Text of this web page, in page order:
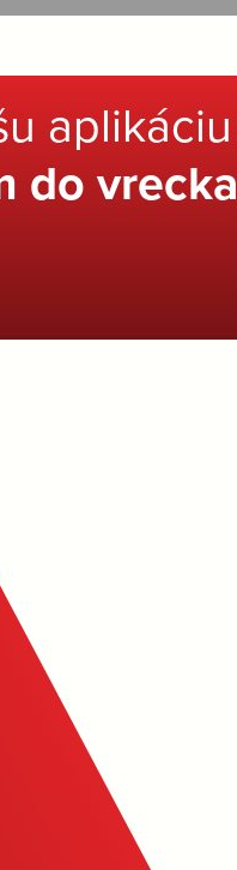
aplikáciu
do vrecka